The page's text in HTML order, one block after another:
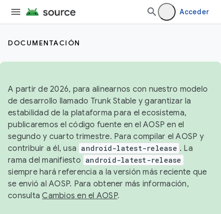
Acceder
DOCUMENTACIÓN
A partir de 2026, para alinearnos con nuestro modelo
de desarrollo llamado Trunk Stable y garantizar la
estabilidad de la plataforma para el ecosistema,
publicaremos el código fuente en el AOSP en el
segundo y cuarto trimestre. Para compilar el AOSP y
contribuir a él, usa android-latest-release . La
rama del manifiesto android-latest-release
siempre hará referencia a la versión más reciente que
se envió al AOSP. Para obtener más información,
consultaCambios en el AOSP.